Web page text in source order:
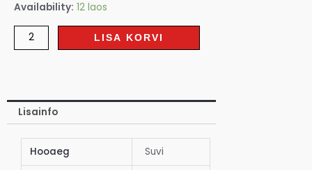
Availability: 12 laos
LISA KORVI
Lisainfo
Hooaeg Suvi